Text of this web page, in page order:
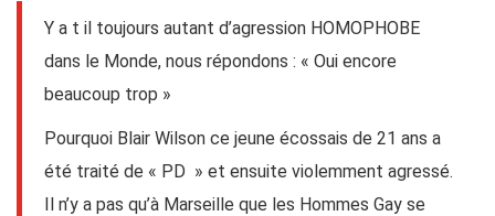
Y a t il toujours autant d’agression HOMOPHOBE
dans le Monde, nous répondons : « Oui encore
beaucoup trop »
Pourquoi Blair Wilson ce jeune écossais de 21 ans a
été traité de « PD » et ensuite violemment agressé.
Il n’y a pas qu’à Marseille que les Hommes Gay se